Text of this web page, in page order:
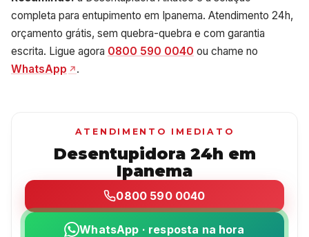
completa para entupimento em Ipanema. Atendimento 24h,
orçamento grátis, sem quebra-quebra e com garantia
escrita. Ligue agora 0800 590 0040 ou chame no
WhatsApp
.
ATENDIMENTO IMEDIATO
Desentupidora 24h em
Ipanema
0800 590 0040
WhatsApp · resposta na hora